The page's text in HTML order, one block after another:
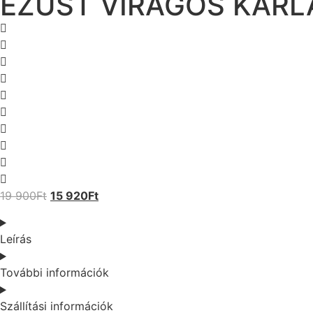
19 900Ft 15 920Ft
Leírás
További információk
Szállítási információk